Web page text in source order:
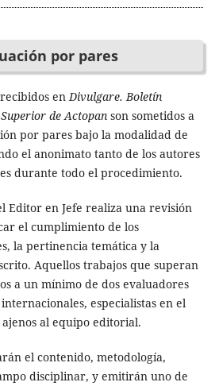
por pares
enDivulgare. Boletín
de Actopanson sometidos a
por pares bajo la modalidad de
el anonimato tanto de los autores
durante todo el procedimiento.
Editor en Jefe realiza una revisión
el cumplimiento de los
la pertinencia temática y la
Aquellos trabajos que superan
a un mínimo de dos evaluadores
especialistas en el
al equipo editorial.
el contenido, metodología,
disciplinar, y emitirán uno de